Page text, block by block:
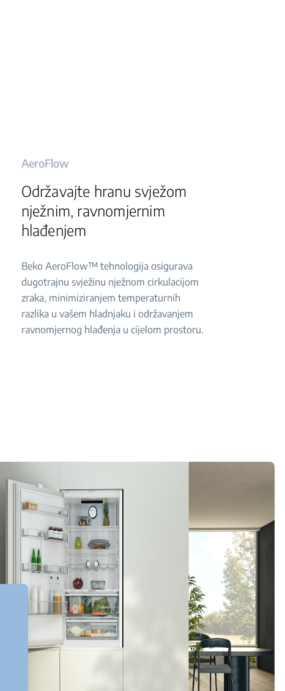
AeroFlow
Održavajte hranu svježom
nježnim, ravnomjernim
hlađenjem
Beko AeroFlow™ tehnologija osigurava
dugotrajnu svježinu nježnom cirkulacijom
zraka, minimiziranjem temperaturnih
razlika u vašem hladnjaku i održavanjem
ravnomjernog hlađenja u cijelom prostoru.